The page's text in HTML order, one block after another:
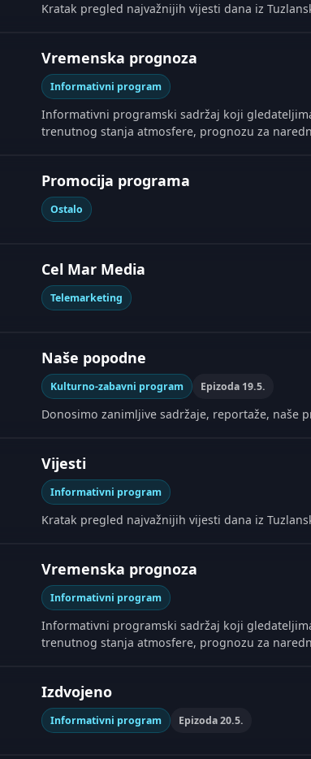
Kratak pregled najvažnijih vijesti dana iz
Vremenska prognoza
Informativni program
Informativni programski sadržaj koji
trenutnog stanja atmosfere, prognozu za
Promocija programa
Ostalo
Cel Mar Media
Telemarketing
Naše popodne
Kulturno-zabavni program Epizoda 19.5.
Donosimo zanimljive sadržaje, reportaže, naše
Vijesti
Informativni program
Kratak pregled najvažnijih vijesti dana iz
Vremenska prognoza
Informativni program
Informativni programski sadržaj koji
trenutnog stanja atmosfere, prognozu za
Izdvojeno
Informativni program Epizoda 20.5.